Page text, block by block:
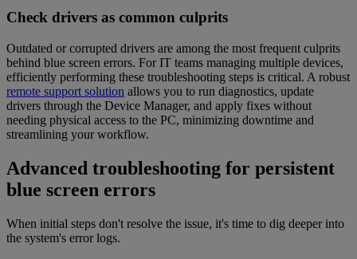
Check drivers as common culprits
Outdated or corrupted drivers are among the most frequent culprits
behind blue screen errors. For IT teams managing multiple devices,
efficiently performing these troubleshooting steps is critical. A robust
remote support solution allows you to run diagnostics, update
drivers through the Device Manager, and apply fixes without
needing physical access to the PC, minimizing downtime and
streamlining your workflow.
Advanced troubleshooting for persistent
blue screen errors
When initial steps don't resolve the issue, it's time to dig deeper into
the system's error logs.